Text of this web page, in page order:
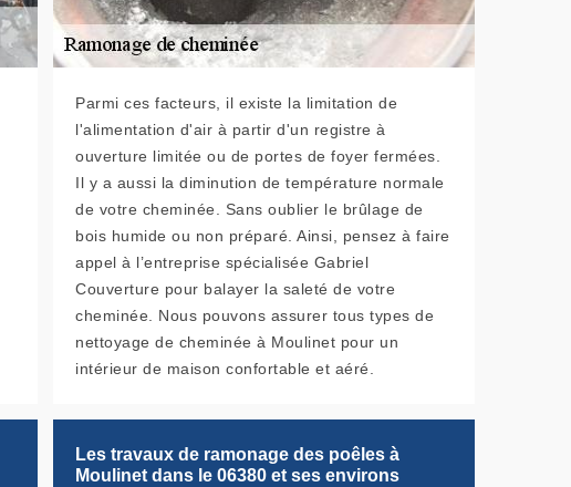
Parmi ces facteurs, il existe la limitation de
l'alimentation d'air à partir d'un registre à
ouverture limitée ou de portes de foyer fermées.
Il y a aussi la diminution de température normale
de votre cheminée. Sans oublier le brûlage de
bois humide ou non préparé. Ainsi, pensez à faire
appel à l’entreprise spécialisée Gabriel
Couverture pour balayer la saleté de votre
cheminée. Nous pouvons assurer tous types de
nettoyage de cheminée à Moulinet pour un
intérieur de maison confortable et aéré.
Les travaux de ramonage des poêles à
Moulinet dans le 06380 et ses environs